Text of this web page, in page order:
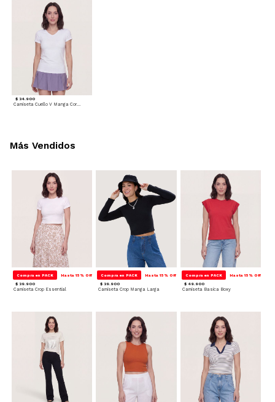
$ 34.900
Camiseta Cuello V Manga Corta - Deportivo
Compra en PACK Hasta 15% Off
$ 39.900
Camiseta Crop Essential
Compra en PACK Hasta 15% Off
$ 39.900
Camiseta Crop Manga Larga
Compra en PACK Hasta 15% Off
$ 49.900
Camiseta Basica Boxy
Más Vendidos